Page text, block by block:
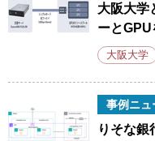
大阪大学
ーと
大阪大学
事例ニュ
りそな